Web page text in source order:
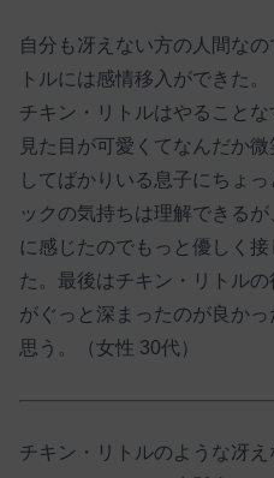
自分も冴えない方の人間な
トルには感情移入ができた。
チキン・リトルはやることな
見た目が可愛くてなんだか
してばかりいる息子にちょ
ックの気持ちは理解できる
に感じたのでもっと優しく
た。最後はチキン・リトル
がぐっと深まったのが良か
思う。（女性 30代）
チキン・リトルのような冴